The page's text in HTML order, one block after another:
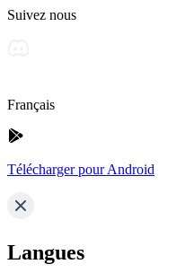
Suivez nous
Français
Télécharger pour Android
Langues